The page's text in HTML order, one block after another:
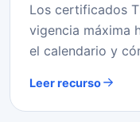
Los certificados
vigencia máxima
el calendario y
Leer recurso